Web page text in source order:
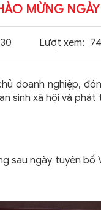
MỪNG
Lượt xem:
doanh nghiệp,
sinh xã hội và
sau ngày tuyên bố